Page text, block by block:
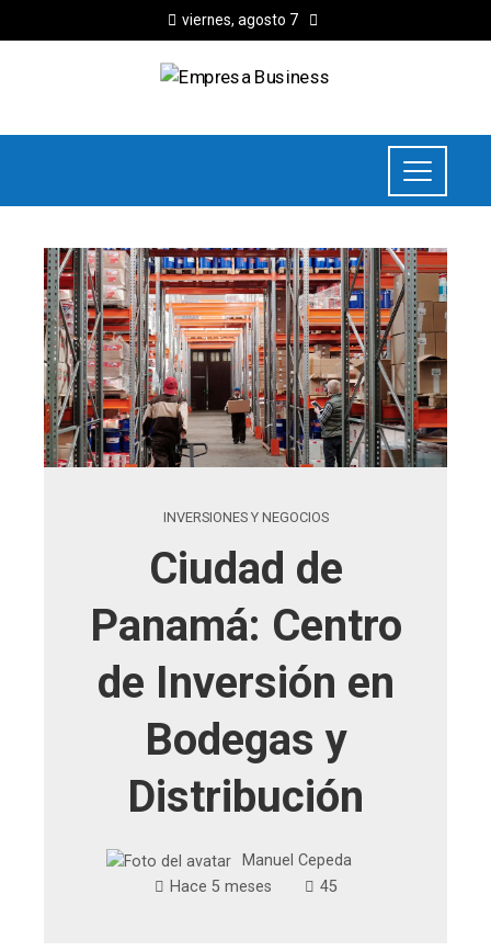
viernes, agosto 7
INVERSIONES Y NEGOCIOS
Ciudad de
Panamá: Centro
de Inversión en
Bodegas y
Distribución
Manuel Cepeda
Hace 5 meses
45